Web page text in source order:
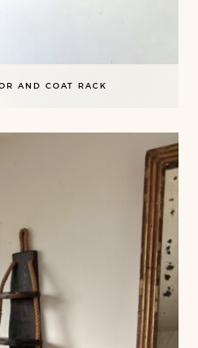
AND COAT RACK